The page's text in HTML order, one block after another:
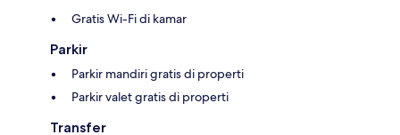
Gratis Wi-Fi di kamar
Parkir
Parkir mandiri gratis di properti
Parkir valet gratis di properti
Transfer